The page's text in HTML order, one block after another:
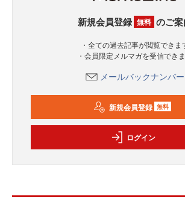
新規会員登録 無料 のご
・全ての過去記事が閲覧できま
・会員限定メルマガを受信でき
メールバックナンバー
新規会員登録 無料
ログイン